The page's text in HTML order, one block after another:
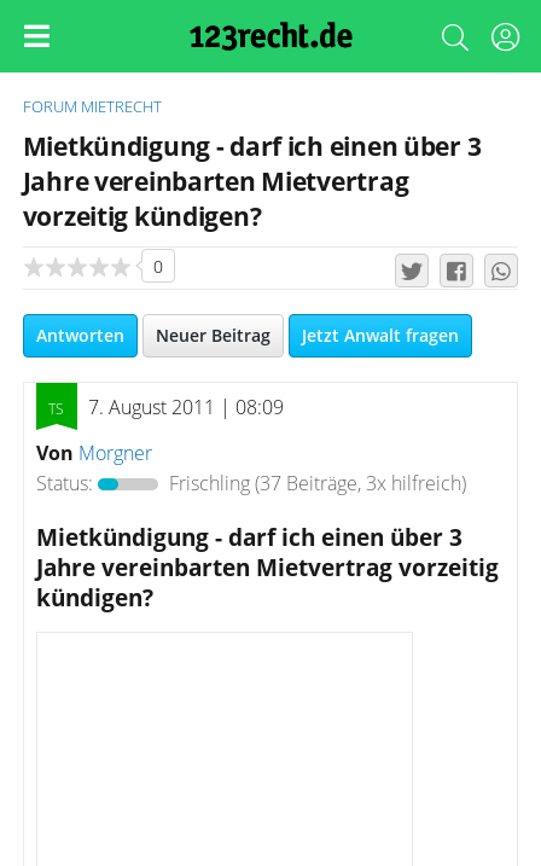
FORUM MIETRECHT
Mietkündigung - darf ich einen über 3
Jahre vereinbarten Mietvertrag
vorzeitig kündigen?
0
Antworten Neuer Beitrag Jetzt Anwalt fragen
7. August 2011 | 08:09
Von Morgner
Status:
Frischling(37 Beiträge, 3x hilfreich)
Mietkündigung - darf ich einen über 3
Jahre vereinbarten Mietvertrag vorzeitig
kündigen?